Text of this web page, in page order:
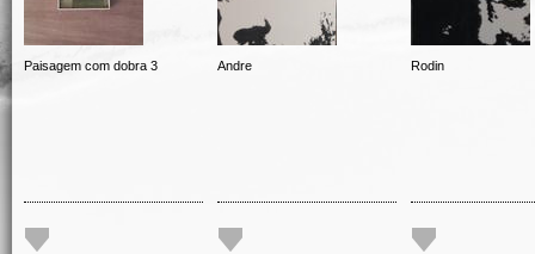
Paisagem com dobra 3 Andre Rodin